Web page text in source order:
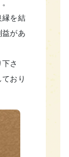
縁を結
益があ
さ
おり